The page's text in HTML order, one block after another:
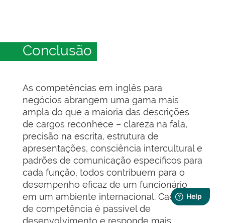
Conclusão
As competências em inglês para
negócios abrangem uma gama mais
ampla do que a maioria das descrições
de cargos reconhece – clareza na fala,
precisão na escrita, estrutura de
apresentações, consciência intercultural e
padrões de comunicação específicos para
cada função, todos contribuem para o
desempenho eficaz de um funcionário
em um ambiente internacional. Cada área
de competência é passível de
desenvolvimento e responde mais